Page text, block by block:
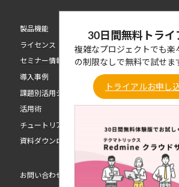
製品機能
ライセンス
セミナー情報
導入事例
課題別活用シーン
活用術
チュートリアル動画
資料ダウンロード
お問い合わせ
30日間無料トライ
複雑なプロジェクトでも楽
の制限なしで無料で試せま
トライアルお申し